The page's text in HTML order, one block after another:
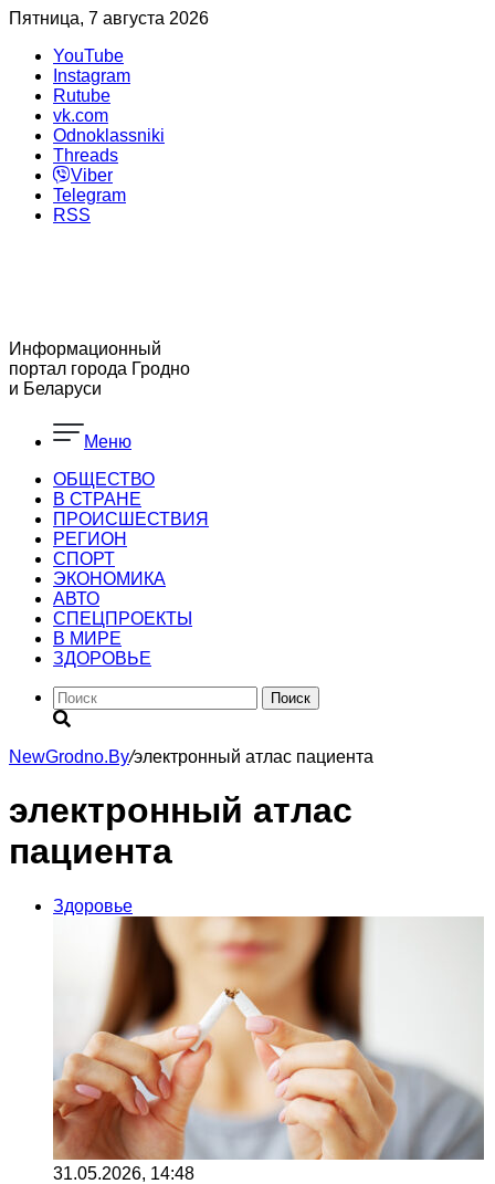
Пятница, 7 августа 2026
YouTube
Instagram
Rutube
vk.com
Odnoklassniki
Threads
Viber
Telegram
RSS
Информационный
портал города Гродно
и Беларуси
Меню
ОБЩЕСТВО
В СТРАНЕ
ПРОИСШЕСТВИЯ
РЕГИОН
CПОРТ
ЭКОНОМИКА
АВТО
СПЕЦПРОЕКТЫ
В МИРЕ
ЗДОРОВЬЕ
Поиск
NewGrodno.By/электронный атлас пациента
электронный атлас
пациента
Здоровье
31.05.2026, 14:48